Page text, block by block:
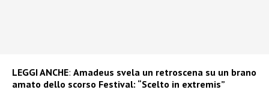
LEGGI ANCHE: Amadeus svela un retroscena su un brano
amato dello scorso Festival: “Scelto in extremis”